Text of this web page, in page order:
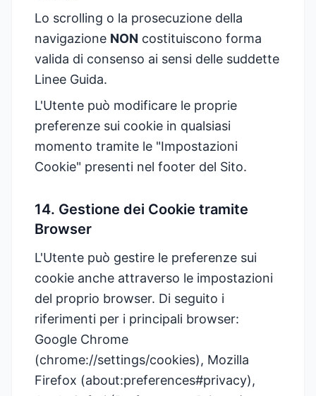
Lo scrolling o la prosecuzione della
navigazione NON costituiscono forma
valida di consenso ai sensi delle suddette
Linee Guida.
L'Utente può modificare le proprie
preferenze sui cookie in qualsiasi
momento tramite le "Impostazioni
Cookie" presenti nel footer del Sito.
14. Gestione dei Cookie tramite
Browser
L'Utente può gestire le preferenze sui
cookie anche attraverso le impostazioni
del proprio browser. Di seguito i
riferimenti per i principali browser:
Google Chrome
(chrome://settings/cookies), Mozilla
Firefox (about:preferences#privacy),